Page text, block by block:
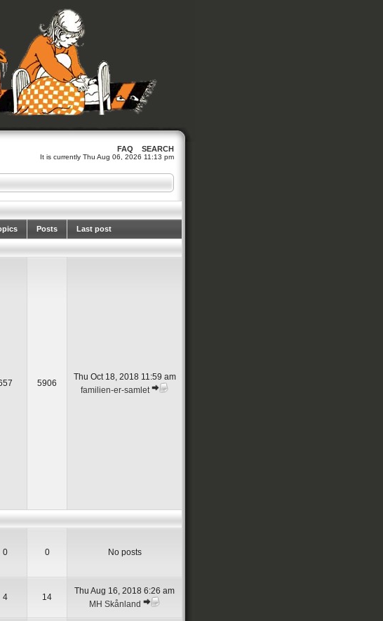
FAQ SEARCH
It is currently Thu Aug 06, 2026 11:13 pm
Posts Last post
5906
Thu Oct 18, 2018 11:59 am
familien-er-samlet
0 0 No posts
4 14
Thu Aug 16, 2018 6:26 am
MH Skånland